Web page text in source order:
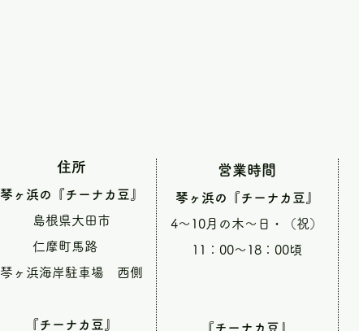
住所
琴ヶ浜の『チーナカ豆』
島根県大田市
仁摩町馬路
琴ヶ浜海岸駐車場 西側
『チーナカ豆』
営業時間
琴ヶ浜の『チーナカ豆』
4～10月の木～日・（祝）
11：00～18：00頃
『チーナカ豆』